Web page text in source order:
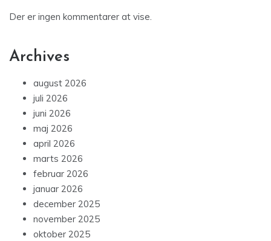
Der er ingen kommentarer at vise.
Archives
august 2026
juli 2026
juni 2026
maj 2026
april 2026
marts 2026
februar 2026
januar 2026
december 2025
november 2025
oktober 2025